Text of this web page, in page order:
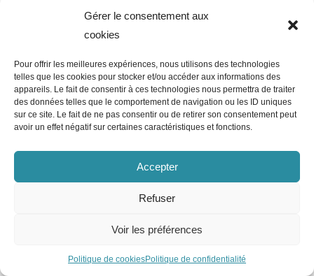
Gérer le consentement aux
cookies
Pour offrir les meilleures expériences, nous utilisons des technologies
telles que les cookies pour stocker et/ou accéder aux informations des
appareils. Le fait de consentir à ces technologies nous permettra de traiter
des données telles que le comportement de navigation ou les ID uniques
sur ce site. Le fait de ne pas consentir ou de retirer son consentement peut
avoir un effet négatif sur certaines caractéristiques et fonctions.
Accepter
Refuser
Voir les préférences
Politique de cookiesPolitique de confidentialité
Chargé d’Affaires Vérification
Règlementaires Périodiques
H/F
Bagnols-sur-Cèze - 30